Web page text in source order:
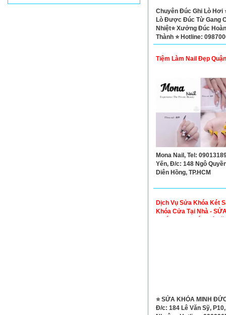
Chuyên Đúc Ghi Lò Hơi
Lò Được Đúc Từ Gang
Nhiệt⭐ Xưởng Đúc Hoàn
Thành ⭐ Hotline:
Đ/c: Vĩnh Lộc A, Bình
TP. Hồ Chí Minh
Tiệm Làm Nail Đẹp
Mona Nail, Tel:
Yến, Đ/c: 148 Ngô
Diên Hồng, TP.HCM
Dịch Vụ Sửa Khóa Két
Khóa Cửa Tại Nhà -
⭐ SỬA KHÓA MINH
Đ/c: 184 Lê Văn Sỹ,